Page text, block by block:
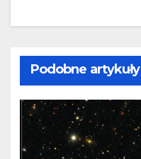
Podobne artykuły